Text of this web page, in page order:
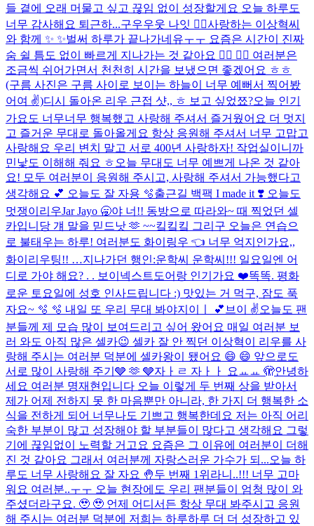
들 곁에 오래 머물고 싶고 끊임 없이 성장할게요 오늘 하루도
너무 감사해요 퇴근하...구우우웃 나잇 😵‍💫사랑하는 이상혁씨
와 함께 ✨ ✨벌써 하루가 끝나가네유ㅜㅜ 요즘은 시간이 진짜
숨 쉴 틈도 없이 빠르게 지나가는 것 같아요 😶‍🌫️ 😶‍🌫️ 여러분은
조금씩 쉬어가면서 천천히 시간을 보냈으면 좋겠어요 ㅎㅎ
(구름 사진은 구름 사이로 보이는 하늘이 너무 예뻐서 찍어봤
어여 ✌️)디시 돌아온 리우 근접 샷,, ㅎ 보고 싶었쬬?오늘 인기
가요도 너무너무 행복했고 사랑해 주셔서 즐거웠어요 더 멋지
고 즐거운 무대로 돌아올게요 항상 응원해 주셔서 너무 고맙고
사랑해요 우리 변치 말고 서로 400년 사랑하자! 작업실이니까
민낯도 이해해 줘요 ㅎ 오늘 무대도 너무 예쁘게 나온 것 같아
요! 모두 여러분이 응원해 주시고, 사랑해 주셔서 가능했다고
생각해요 💕​ 오늘도 잘 자용 🫧​출근길 백팩 I made it ❣️ 오늘도
멋쟁이리우Jar Jayo 🥱야 너!! 동방으로 따라와~ 때 찍었던 셀
카입니당 걔 말을 믿드낫 🫶 ~~킼킼킼 그리구 오늘은 연습으
로 불태우는 하루! 여러분도 화이링우 👈 너무 억지인가요,,
화이리우팅!! …지나가던 행인:운학씨 운학씨!!! 일요일엔 어
디로 가야 해요? . . 보이넥스트도어랑 인기가요 ❤️똑똑. 평화
로운 토요일에 성호 인사드립니다 :) 맛있는 거 먹구, 잠도 푹
자요~ 🫧 🫧 내일 또 우리 무대 봐야지이ㅣ 💕 브이 ✌️오늘도 팬
분들께 제 모습 많이 보여드리고 싶어 왔어요 매일 여러분 보
러 와도 아직 많은 셀카😉 셀카 잘 안 찍던 이상혁이 리우를 사
랑해 주시는 여러분 덕분에 셀카왕이 됐어요 😄 😄 앞으로도
서로 많이 사랑해 주기🩶 🫶 🩶자ㅏㄹ 자ㅏㅏ 요ㅛㅛ 🫣안녕하
세요 여러분 명재현입니다 오늘 이렇게 두 번째 상을 받아서
제가 어제 전하지 못 한 마음뿐만 아니라, 한 가지 더 행복한 소
식을 전하게 되어 너무나도 기쁘고 행복한데요 저는 아직 어리
숙한 부분이 많고 성장해야 할 부분들이 많다고 생각해요 그렇
기에 끊임없이 노력할 거고요 요즘은 그 이유에 여러분이 더해
진 것 같아요 그래서 여러분께 자랑스러운 가수가 되...오늘 하
루도 너무 사랑해요 잘 자요 🤚두 번째 1위라니..!!! 너무 고마
워요 여러분..ㅜㅜ 오늘 현장에도 우리 팬분들이 엄청 많이 와
주셨더라구요. 🥹 🥹 언제 어디서든 항상 무대 봐주시고 응원
해 주시는 여러분 덕분에 저희는 하루하루 더 더 성장하고 있